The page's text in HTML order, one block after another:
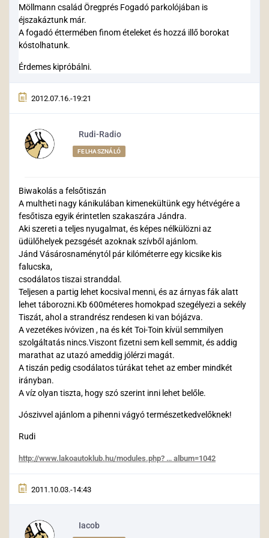
Möllmann család Öregprés Fogadó parkolójában is
éjszakáztunk már.
A fogadó éttermében finom ételeket és hozzá illő borokat
kóstolhatunk.
Érdemes kipróbálni.
2012.07.16.-19:21
Rudi-Radio
FELHASZNÁLÓ
Biwakolás a felsőtiszán
A multheti nagy kánikulában kimenekültünk egy hétvégére a
fesőtisza egyik érintetlen szakaszára Jándra.
Aki szereti a teljes nyugalmat, és képes nélkülözni az
üdülőhelyek pezsgését azoknak szívből ajánlom.
Jánd Vásárosnaménytól pár kilóméterre egy kicsike kis
falucska,
csodálatos tiszai stranddal.
Teljesen a partig lehet kocsival menni, és az árnyas fák alatt
lehet táborozni.Kb 600méteres homokpad szegélyezi a sekély
Tiszát, ahol a strandrész rendesen ki van bójázva.
A vezetékes ivóvizen , na és két Toi-Toin kívül semmilyen
szolgáltatás nincs.Viszont fizetni sem kell semmit, és addig
marathat az utazó ameddig jólérzi magát.
A tiszán pedig csodálatos túrákat tehet az ember mindkét
irányban.
A víz olyan tiszta, hogy szó szerint inni lehet belőle.
Jószivvel ajánlom a pihenni vágyó természetkedvelőknek!
Rudi
http://www.lakoautoklub.hu/modules.php? … album=1042
2011.10.03.-14:43
Iacob